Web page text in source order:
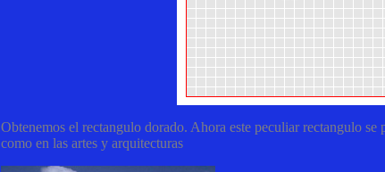
Obtenemos el rectangulo dorado. Ahora este peculiar rectangulo se
como en las artes y arquitecturas